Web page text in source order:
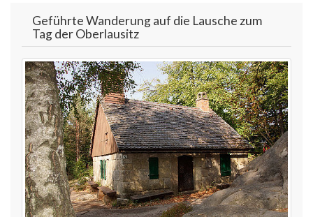
Geführte Wanderung auf die Lausche zum
Tag der Oberlausitz